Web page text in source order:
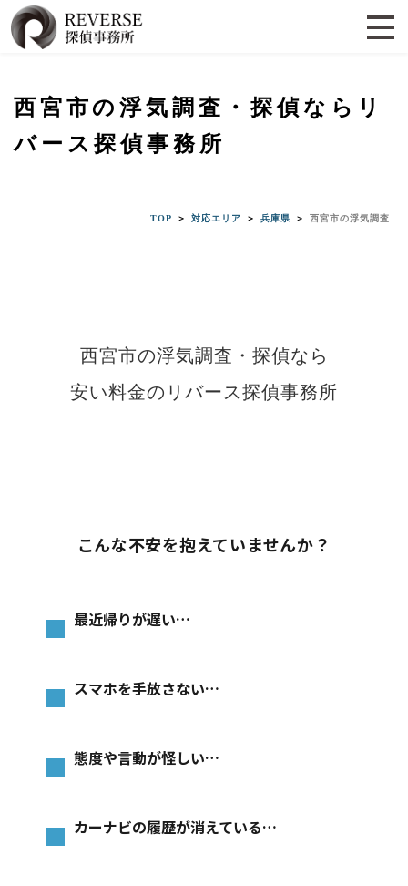
西宮市の浮気調査・探偵ならリ
バース探偵事務所
TOP ＞ 対応エリア ＞ 兵庫県 ＞ 西宮市の浮気調査
西宮市の浮気調査・探偵なら
安い料金のリバース探偵事務所
こんな不安を抱えていませんか？
最近帰りが遅い…
スマホを手放さない…
態度や言動が怪しい…
カーナビの履歴が消えている…